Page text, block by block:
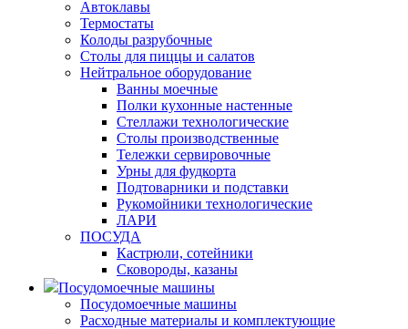
Автоклавы
Термостаты
Колоды разрубочные
Столы для пиццы и салатов
Нейтральное оборудование
Ванны моечные
Полки кухонные настенные
Стеллажи технологические
Столы производственные
Тележки сервировочные
Урны для фудкорта
Подтоварники и подставки
Рукомойники технологические
ЛАРИ
ПОСУДА
Кастрюли, сотейники
Сковороды, казаны
Посудомоечные машины
Посудомоечные машины
Расходные материалы и комплектующие